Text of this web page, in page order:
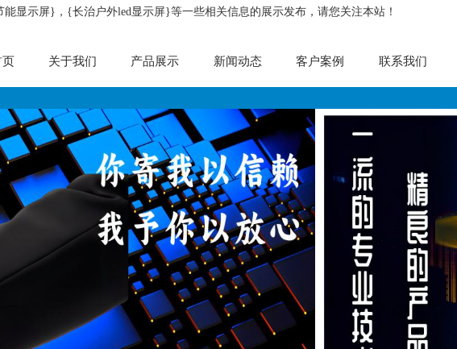
能显示屏}，{长治户外led显示屏}等一些相关信息的展示发布，请您关注本站！
页 关于我们 产品展示 新闻动态 客户案例 联系我们